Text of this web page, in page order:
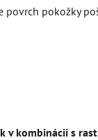
povrch pokožky
v kombinácii s